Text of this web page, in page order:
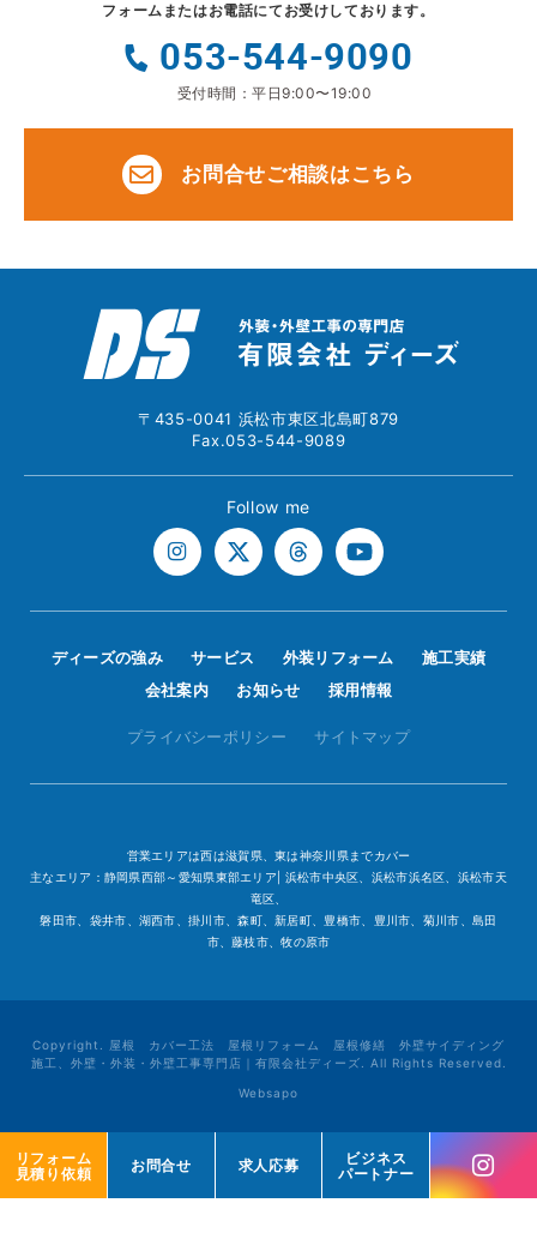
リフォーム
見積り依頼
お問合せ 求人応募
ビジネス
パートナー
リフォーム
見積り依頼
お問合せ 求人応募
ビジネス
パートナー
フォームまたはお電話にてお受けしております。
053-544-9090
受付時間：平日9:00〜19:00
お問合せご相談はこちら
〒435-0041 浜松市東区北島町879
Fax.053-544-9089
Follow me
ディーズの強み サービス 外装リフォーム
施工実績
会社案内
お知らせ 採用情報
プライバシーポリシー サイトマップ
営業エリアは西は滋賀県、東は神奈川県までカバー
主なエリア：静岡県西部～愛知県東部エリア| 浜松市中央区、浜松市浜名区、浜松市天
竜区、
磐田市、袋井市、湖西市、掛川市、森町、新居町、豊橋市、豊川市、菊川市、島田
市、藤枝市、牧の原市
Copyright. 屋根 カバー工法 屋根リフォーム 屋根修繕 外壁サイディング
施工、外壁・外装・外壁工事専門店｜有限会社ディーズ. All Rights Reserved.
Websapo